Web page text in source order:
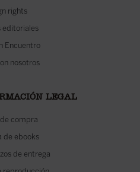
rights
editoriales
Encuentro
nosotros
LEGAL
compra
de ebooks
de entrega